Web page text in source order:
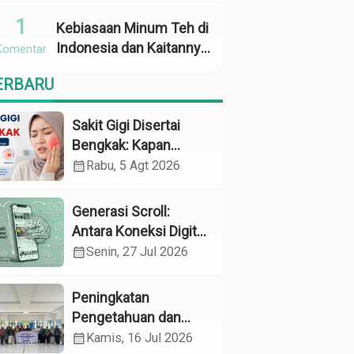
Kebiasaan Minum Teh di
Indonesia dan Kaitannya
Anemia
1
Sakit Gigi Disertai
Bengkak: Kapan
Harus Khawatir dan
Dilakukan?
calendar_monthRabu, 5 Agt 2026
Generasi Scroll:
Antara Koneksi Digital
dan Kerapuhan
calendar_monthSenin, 27 Jul 2026
Peningkatan
Pengetahuan dan
Perilaku Pemeliharaan
calendar_monthKamis, 16 Jul 2026